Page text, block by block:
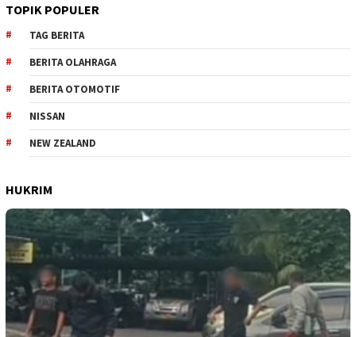
TOPIK POPULER
TAG BERITA
BERITA OLAHRAGA
BERITA OTOMOTIF
NISSAN
NEW ZEALAND
HUKRIM